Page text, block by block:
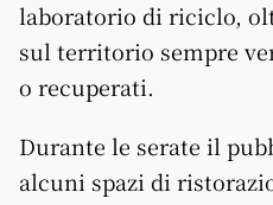
laboratorio di riciclo,
sul territorio sempre
o recuperati.
Durante le serate il
alcuni spazi di